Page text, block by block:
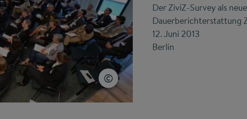
Der ZiviZ-Survey als
Dauerberichterstattung
12. Juni 2013
Berlin